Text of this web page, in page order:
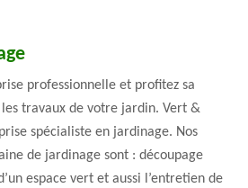
professionnelle et profitez sa
travaux de votre jardin. Vert &
spécialiste en jardinage. Nos
de jardinage sont : découpage
espace vert et aussi l’entretien de